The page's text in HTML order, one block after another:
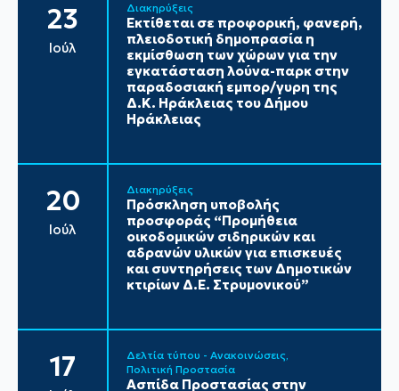
23
Ιούλ
Διακηρύξεις
Εκτίθεται σε προφορική, φανερή,
πλειοδοτική δημοπρασία η
εκμίσθωση των χώρων για την
εγκατάσταση λούνα-παρκ στην
παραδοσιακή εμπορ/γυρη της
Δ.Κ. Ηράκλειας του Δήμου
Ηράκλειας
20
Ιούλ
Διακηρύξεις
Πρόσκληση υποβολής
προσφοράς “Προμήθεια
οικοδομικών σιδηρικών και
αδρανών υλικών για επισκευές
και συντηρήσεις των Δημοτικών
κτιρίων Δ.Ε. Στρυμονικού”
17
Δελτία τύπου - Ανακοινώσεις
Πολιτική Προστασία
Ασπίδα Προστασίας στην